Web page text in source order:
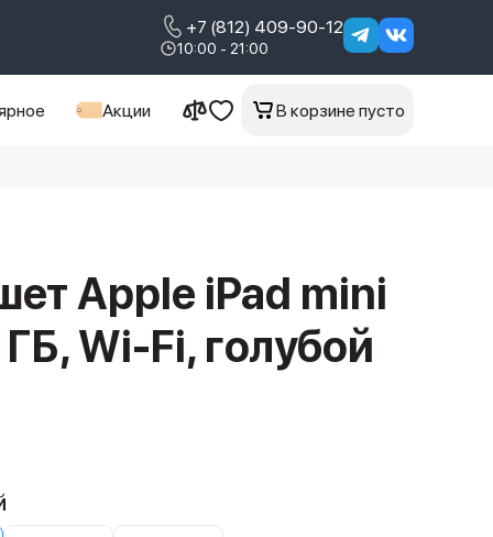
+7 (812) 409-90-12
10:00 - 21:00
Акции В корзине пусто
Apple iPad mini
Wi-Fi, голубой